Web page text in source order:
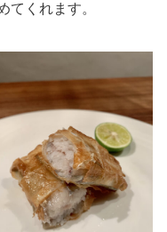
てくれます。